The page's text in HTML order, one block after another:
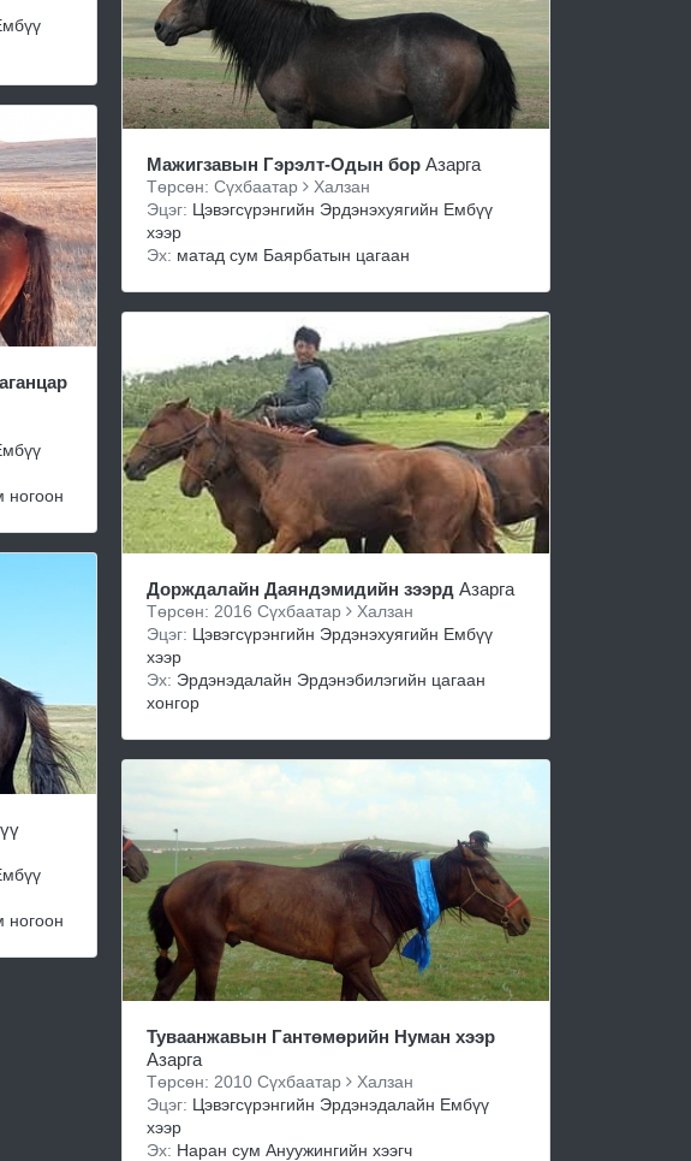
ногоон
ногоон
Мажигзавын Гэрэлт-Одын бор Азарга
Төрсөн: Сүхбаатар
Халзан
Эцэг: Цэвэгсүрэнгийн Эрдэнэхуягийн Ембүү
хээр
Эх: матад сум Баярбатын цагаан
Дорждалайн Даяндэмидийн зээрд Азарга
Төрсөн: 2016 Сүхбаатар
Халзан
Эцэг: Цэвэгсүрэнгийн Эрдэнэхуягийн Ембүү
хээр
Эх: Эрдэнэдалайн Эрдэнэбилэгийн цагаан
хонгор
Туваанжавын Гантөмөрийн Нуман хээр
Азарга
Төрсөн: 2010 Сүхбаатар
Халзан
Эцэг: Цэвэгсүрэнгийн Эрдэнэдалайн Ембүү
хээр
Эх: Наран сум Ануужингийн хээгч